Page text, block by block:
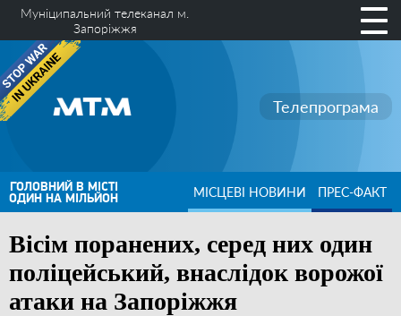
Муніципальний телеканал м.
Запоріжжя
Телепрограма
ГОЛОВНИЙ В МІСТІ
ОДИН НА МІЛЬЙОН МІСЦЕВІ НОВИНИ ПРЕС-ФАКТ
Вісім поранених, серед них один
поліцейський, внаслідок ворожої
атаки на Запоріжжя